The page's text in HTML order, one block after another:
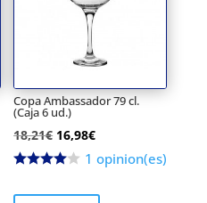
Copa Ambassador 79 cl.
(Caja 6 ud.)
18,21€ El
precio
16,98€El
precio
1 opinion(es)